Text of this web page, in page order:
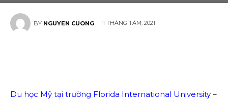
BY NGUYEN CUONG 11 THÁNG TÁM, 2021
Du học Mỹ tại trường Florida International University –